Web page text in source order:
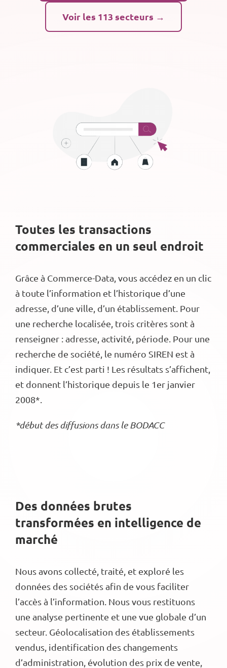
Voir les 113 secteurs →
Toutes les transactions
commerciales en un seul endroit
Grâce à Commerce-Data, vous accédez en un clic
à toute l’information et l’historique d’une
adresse, d’une ville, d’un établissement. Pour
une recherche localisée, trois critères sont à
renseigner : adresse, activité, période. Pour une
recherche de société, le numéro SIREN est à
indiquer. Et c’est parti ! Les résultats s’affichent,
et donnent l’historique depuis le 1er janvier
2008*.
*début des diffusions dans le BODACC
Des données brutes
transformées en intelligence de
marché
Nous avons collecté, traité, et exploré les
données des sociétés afin de vous faciliter
l’accès à l’information. Nous vous restituons
une analyse pertinente et une vue globale d’un
secteur. Géolocalisation des établissements
vendus, identification des changements
d’administration, évolution des prix de vente,